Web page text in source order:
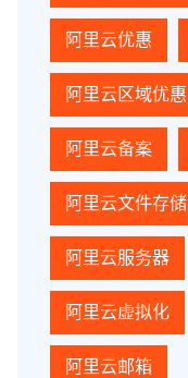
阿里云优惠
阿里云区域优惠
阿里云备案
阿里云文件存储
阿里云服务器
阿里云虚拟化
阿里云邮箱